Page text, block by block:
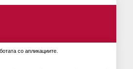
со апликациите.